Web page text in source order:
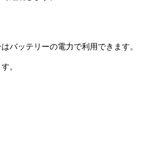
バッテリーの電力で利用できます。
。